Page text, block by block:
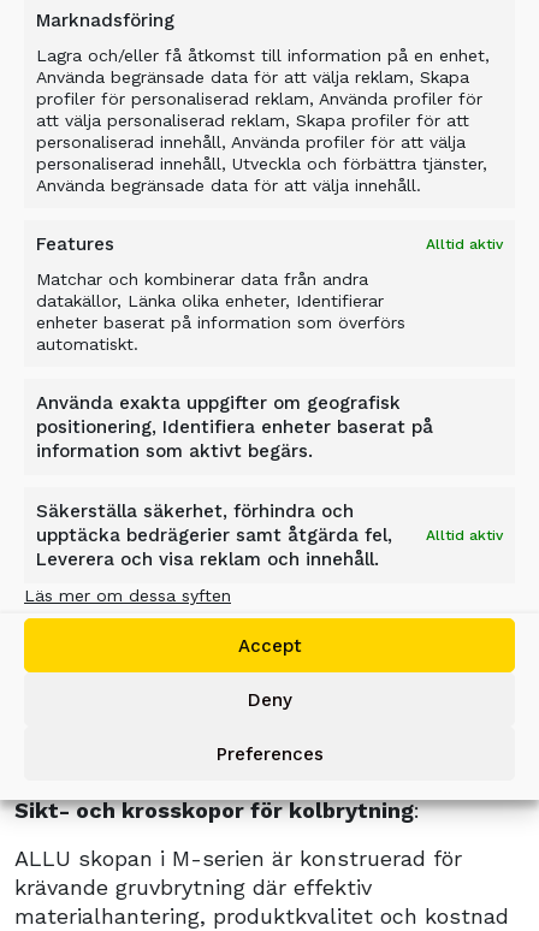
Marknadsföring
Lagra och/eller få åtkomst till information på en enhet,
Använda begränsade data för att välja reklam, Skapa
profiler för personaliserad reklam, Använda profiler för
att välja personaliserad reklam, Skapa profiler för att
personaliserad innehåll, Använda profiler för att välja
personaliserad innehåll, Utveckla och förbättra tjänster,
Använda begränsade data för att välja innehåll.
Features Alltid aktiv
Matchar och kombinerar data från andra
datakällor, Länka olika enheter, Identifierar
enheter baserat på information som överförs
automatiskt.
Använda exakta uppgifter om geografisk
positionering, Identifiera enheter baserat på
information som aktivt begärs.
Säkerställa säkerhet, förhindra och
upptäcka bedrägerier samt åtgärda fel,
Leverera och visa reklam och innehåll.
Alltid aktiv
Läs mer om dessa syften
Accept
Deny
Preferences
KROSSNING, SIKTNING
OCH SEPARERING AV
BERG VID LASTNING AV
KOL.
Förvandla befintliga grävmaskiner och
hjullastare till mobila bearbetningsenheter som
krossar, siktar och lastar material i ett enda
Sikt- och krosskopor för kolbrytning:
ALLU skopan i M-serien är konstruerad för
krävande gruvbrytning där effektiv
materialhantering, produktkvalitet och kostnad